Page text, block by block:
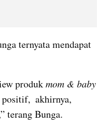
produk
positif,  akhirnya,
terang Bunga.